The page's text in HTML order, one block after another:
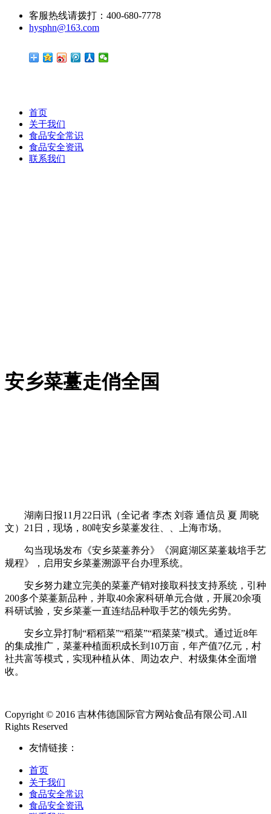
客服热线请拨打：400-680-7778
hysphn@163.com
首页
关于我们
食品安全常识
食品安全资讯
联系我们
安乡菜薹走俏全国
湖南日报11月22日讯（全记者 李杰 刘蓉 通信员 夏 周晓
文）21日，现场，80吨安乡菜薹发往、、上海市场。
勾当现场发布《安乡菜薹养分》《洞庭湖区菜薹栽培手艺
规程》，启用安乡菜薹溯源平台办理系统。
安乡努力建立完美的菜薹产销对接取科技支持系统，引种
200多个菜薹新品种，并取40余家科研单元合做，开展20余项
科研试验，安乡菜薹一直连结品种取手艺的领先劣势。
安乡立异打制“稻稻菜”“稻菜”“稻菜菜”模式。通过近8年
的集成推广，菜薹种植面积成长到10万亩，年产值7亿元，村
社共富等模式，实现种植从体、周边农户、村级集体全面增
收。
Copyright © 2016 吉林伟德国际官方网站食品有限公司.All
Rights Reserved
友情链接：
首页
关于我们
食品安全常识
食品安全资讯